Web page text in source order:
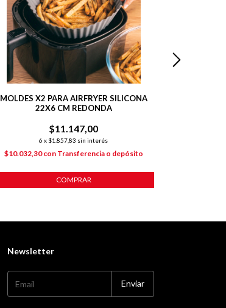
MOLDES X2 PARA AIRFRYER SILICONA
22X6 CM REDONDA
$11.147,00
6 x $1.857,83 sin interés
$10.032,30con Transferencia o depósito
COMPRAR
Newsletter